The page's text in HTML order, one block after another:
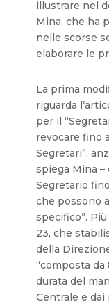
illustrare nel
Mina, che ha
nelle scorse
elaborare le
La prima
riguarda
per il
revocare fino
Segretari”,
spiega Mina –
Segretario
che possono
specifico”.
23, che
della
“composta
durata del
Centrale e